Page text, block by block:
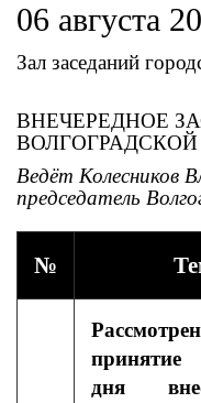
06 августа
Зал заседаний
ВНЕЧЕРЕДНОЕ
Ведёт Колесников
председатель
№
дня